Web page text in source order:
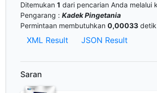
Ditemukan 1 dari pencarian Anda melalui
Pengarang : Kadek Pingetania
Permintaan membutuhkan 0,00033
XML Result JSON Result
Saran